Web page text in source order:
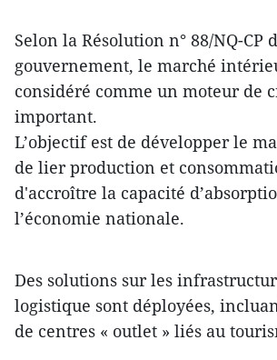
Selon la Résolution n° 88/NQ-CP
gouvernement, le marché
considéré comme un moteur de
important.
L’objectif est de développer le
de lier production et
d'accroître la capacité
l’économie nationale.
Des solutions sur les
logistique sont déployées,
de centres « outlet » liés au